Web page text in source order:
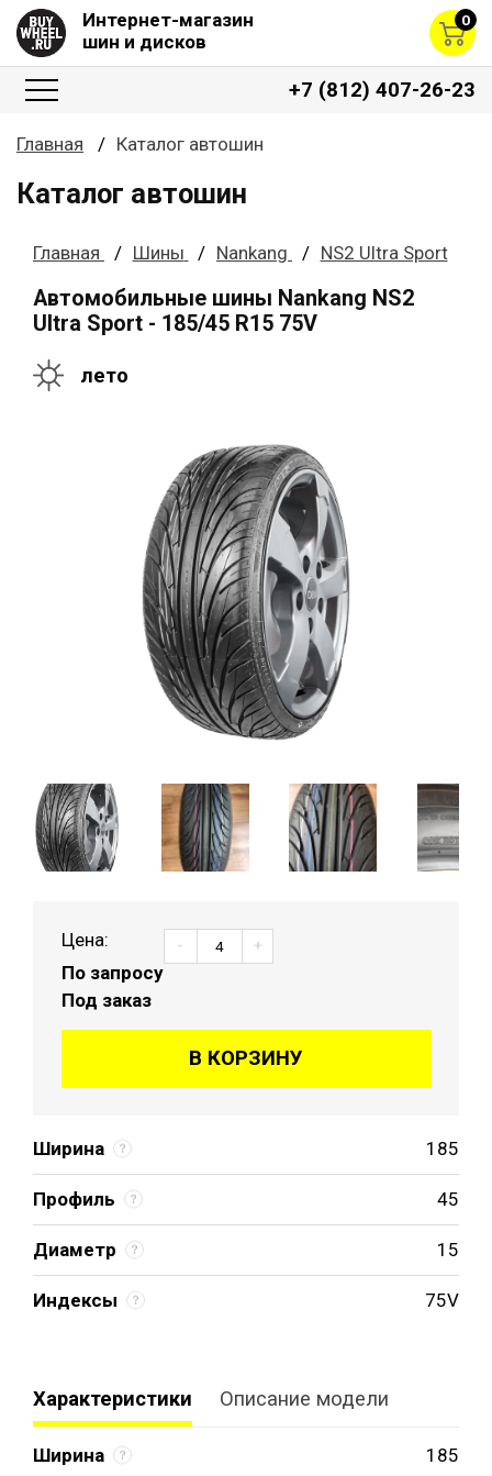
Интернет-магазин
шин и дисков
0
+7 (812) 407-26-23
Главная Каталог автошин
Каталог автошин
Главная Шины Nankang NS2 Ultra Sport
Автомобильные шины Nankang NS2
Ultra Sport - 185/45 R15 75V
лето
Ширина 185
Профиль 45
Диаметр 15
Индексы 75V
Цена:
По запросу
Под заказ
- +
В КОРЗИНУ
Характеристики Описание модели
Ширина 185